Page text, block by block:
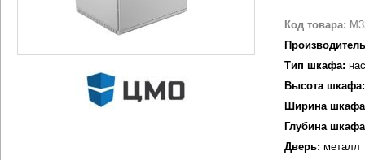
Код товара:
Тип шкафа:
Высота шкафа:
Ширина
Глубина
Дверь: металл